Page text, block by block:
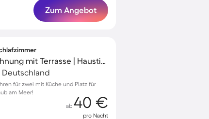
Zum Angebot
Familienfreundliche Wohnung mit Terrasse | Haustierfreundlich
für zwei mit Küche und Platz für
am Meer!
ab 40 €
pro Nacht